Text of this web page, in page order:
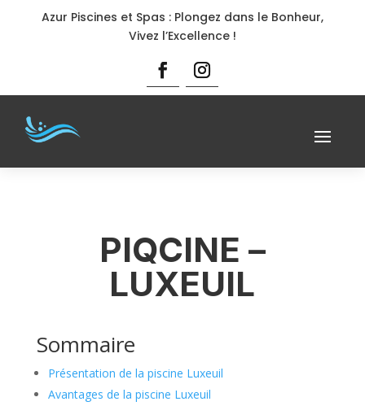
Azur Piscines et Spas : Plongez dans le Bonheur,
Vivez l’Excellence !
PIQCINE –
LUXEUIL
Sommaire
Présentation de la piscine Luxeuil
Avantages de la piscine Luxeuil